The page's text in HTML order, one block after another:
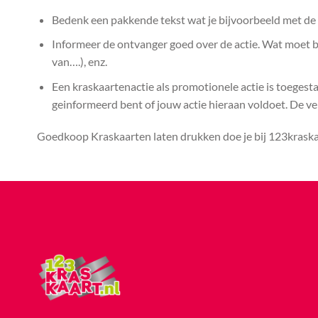
Bedenk een pakkende tekst wat je bijvoorbeeld met
Informeer de ontvanger goed over de actie. Wat moet
van….), enz.
Een kraskaartenactie als promotionele actie is
geinformeerd bent of jouw actie hieraan voldoet. De
Goedkoop Kraskaarten laten drukken doe je bij